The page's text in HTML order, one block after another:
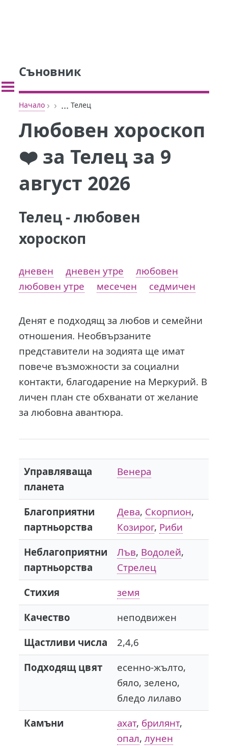
Съновник
Начало › › ... Телец
Любовен хороскоп
❤️ за Телец за 9
август 2026
Телец - любовен
хороскоп
дневен дневен утре
любовен
любовен утре
месечен седмичен
Денят е подходящ за любов и семейни
отношения. Необвързаните
представители на зодията ще имат
повече възможности за социални
контакти, благодарение на Меркурий. В
личен план сте обхванати от желание
за любовна авантюра.
Управляваща
планета
Венера
Благоприятни
партньорства
Дева, Скорпион,
Козирог, Риби
Неблагоприятни
партньорства
Лъв, Водолей,
Стрелец
Стихия
земя
Качество
неподвижен
Щастливи числа
2,4,6
Подходящ цвят
есенно-жълто,
бяло, зелено,
бледо лилаво
Камъни
ахат, брилянт,
опал, лунен